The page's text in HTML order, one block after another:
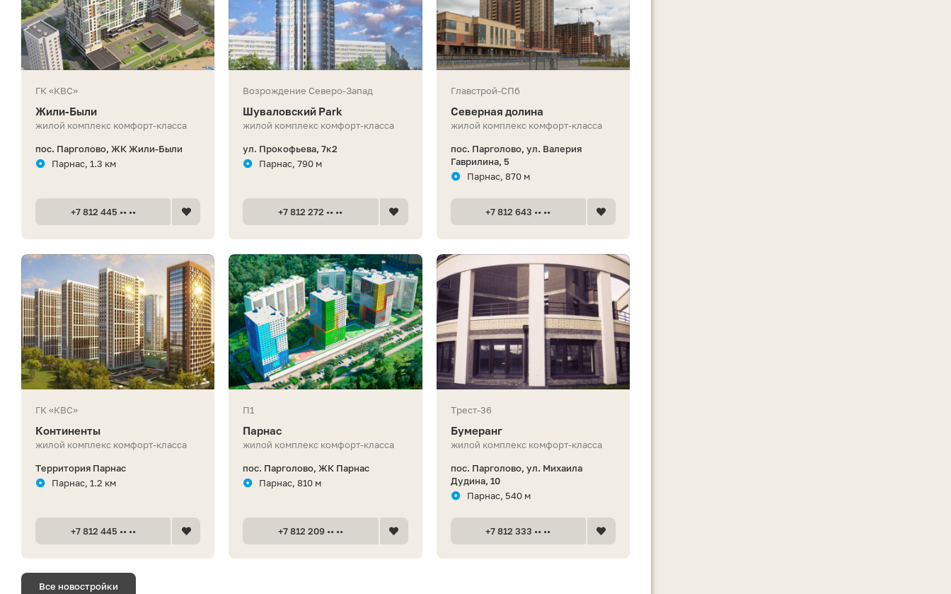
ГК «КВС»
Жили-Были
жилой комплекс комфорт-класса
пос. Парголово, ЖК Жили-Были
Парнас, 1.3 км
+7 812 445 •• ••
Возрождение Северо-Запад
Шуваловский Park
жилой комплекс комфорт-класса
ул. Прокофьева, 7к2
Парнас, 790 м
+7 812 272 •• ••
Главстрой-СПб
Северная долина
жилой комплекс комфорт-класса
пос. Парголово, ул. Валерия
Гаврилина, 5
Парнас, 870 м
+7 812 643 •• ••
ГК «КВС»
Континенты
жилой комплекс комфорт-класса
Территория Парнас
Парнас, 1.2 км
+7 812 445 •• ••
П1
Парнас
жилой комплекс комфорт-класса
пос. Парголово, ЖК Парнас
Парнас, 810 м
+7 812 209 •• ••
Трест-36
Бумеранг
жилой комплекс комфорт-класса
пос. Парголово, ул. Михаила
Дудина, 10
Парнас, 540 м
+7 812 333 •• ••
Все новостройки